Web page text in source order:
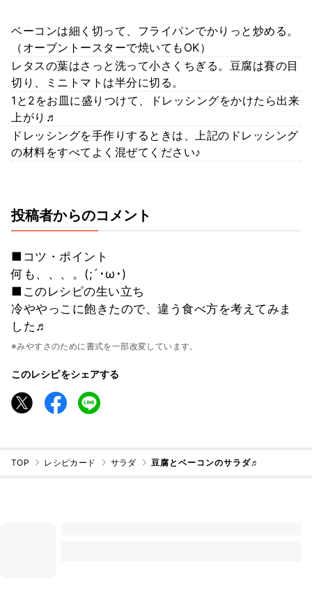
ベーコンは細く切って、フライパンでかりっと炒める。
（オーブントースターで焼いてもOK）
レタスの葉はさっと洗って小さくちぎる。豆腐は賽の目
切り、ミニトマトは半分に切る。
1と2をお皿に盛りつけて、ドレッシングをかけたら出来
上がり♬
ドレッシングを手作りするときは、上記のドレッシング
の材料をすべてよく混ぜてください♪
投稿者からのコメント
■コツ・ポイント
何も、、、。(;´･ω･)
■このレシピの生い立ち
冷ややっこに飽きたので、違う食べ方を考えてみま
した♬
※みやすさのために書式を一部改変しています。
このレシピをシェアする
TOP レシピカード サラダ 豆腐とベーコンのサラダ♬